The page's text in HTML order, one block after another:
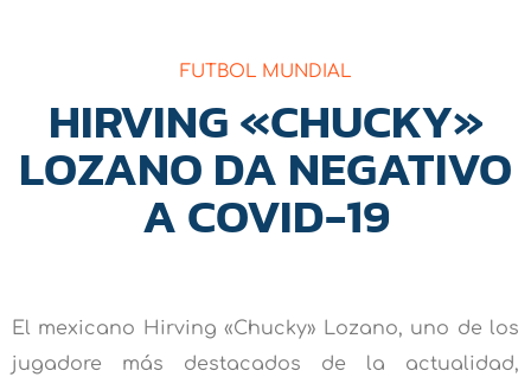
FUTBOL MUNDIAL
HIRVING «CHUCKY»
LOZANO DA NEGATIVO
A COVID-19
El mexicano Hirving «Chucky» Lozano, uno de los
jugadore más destacados de la actualidad,